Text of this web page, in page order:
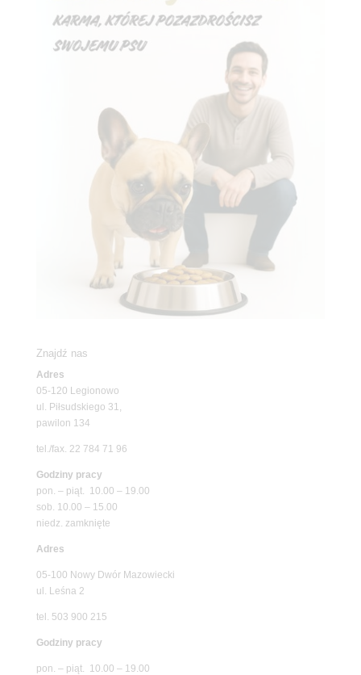
Znajdź nas
Adres
05-120 Legionowo
ul. Piłsudskiego 31,
pawilon 134
tel./fax. 22 784 71 96
Godziny pracy
pon. – piąt. 10.00 – 19.00
sob. 10.00 – 15.00
niedz. zamknięte
Adres
05-100 Nowy Dwór Mazowiecki
ul. Leśna 2
tel. 503 900 215
Godziny pracy
pon. – piąt. 10.00 – 19.00